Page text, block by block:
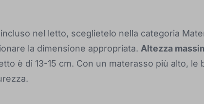
nel letto, sceglietelo nella categoria
la dimensione appropriata. Altezza
è di 13-15 cm. Con un materasso più alto, le